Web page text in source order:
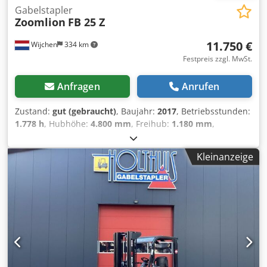
Wijchen 334 km
Gabelstapler
Zoomlion FB 25 Z
11.750 €
Festpreis zzgl. MwSt.
Anfragen Anrufen
Zustand: gut (gebraucht), Baujahr: 2017, Betriebsstunden:
1.778 h, Hubhöhe: 4.800 mm, Freihub: 1.180 mm,
, Masttyp:
1.200 mm, Gewichte Leergewicht: 4.540 kg Funktionell
Hubkapazität: 2.500 kg Bauhöhe: 223 cm Abmessungen
des Laderaums: 363 x 115 x 223 cm CE-Kennzeichnung: ja
Zustand Technischer Zustand: gut Optischer Zustand: gut
Weitere Informationen Letzte Inspektion: 2024-10-24
Dcedpfx Akswwtbpepek Produktionsland: TR Weitere
weitere Informationen zu erhalten. Zoomlion FB25 * 2017 *
Batteriebetrieben * 1778 Betriebsstunden * Seitenschub *
1200-mm-Palettengabeln * 4,8 Meter Hubhöhe * 2500 kg
Kleinanzeige